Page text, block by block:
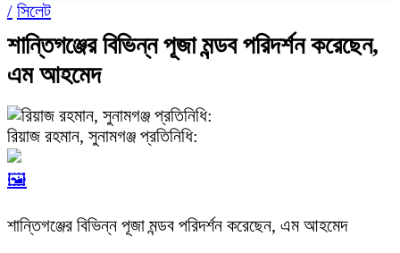
/ সিলেট
শান্তিগঞ্জের বিভিন্ন পূজা মন্ডব পরিদর্শন করেছেন,
এম আহমেদ
রিয়াজ রহমান, সুনামগঞ্জ প্রতিনিধি:
🖼️
শান্তিগঞ্জের বিভিন্ন পূজা মন্ডব পরিদর্শন করেছেন, এম আহমেদ